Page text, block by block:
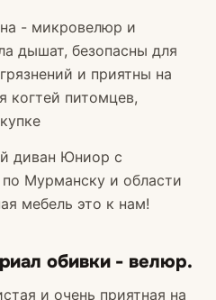
- микровелюр и
дышат, безопасны для
и приятны на
когтей питомцев,
диван Юниор с
Мурманску и области
мебель это к нам!
обивки - велюр.
и очень приятная на